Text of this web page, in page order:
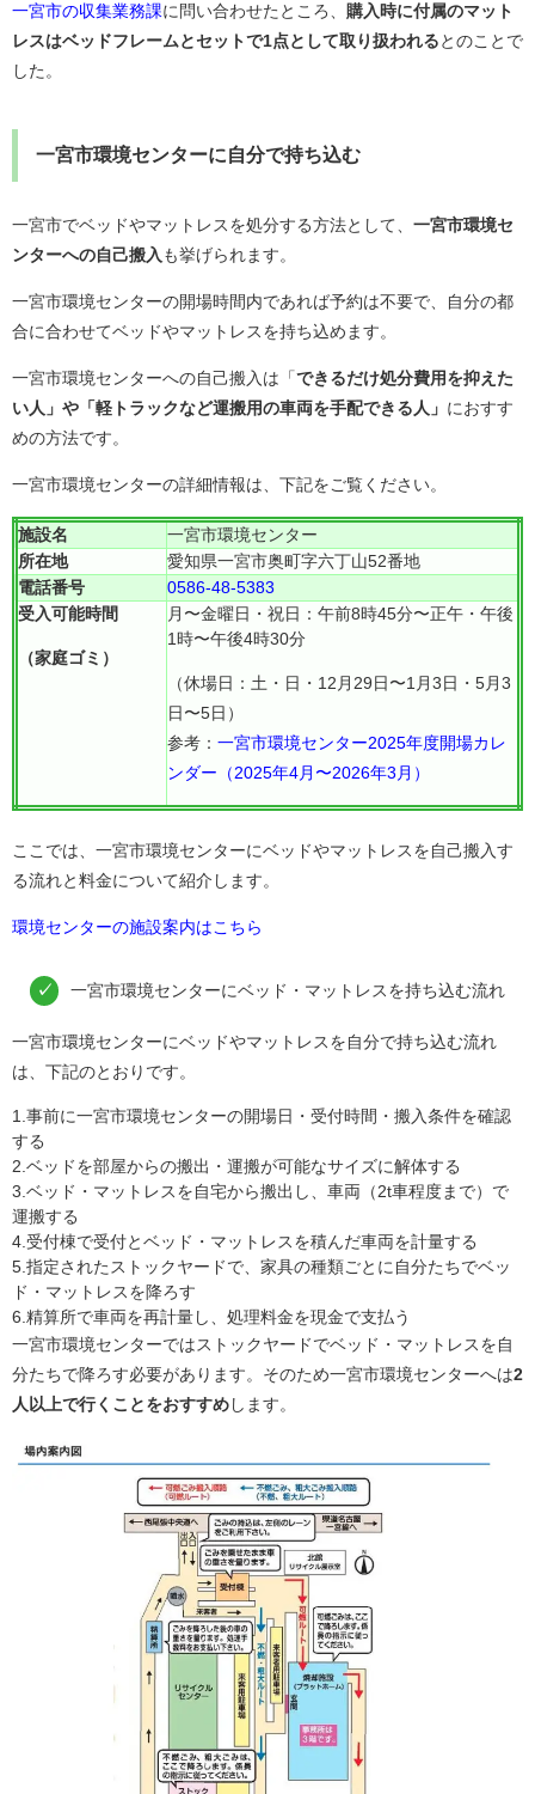
一宮市の収集業務課に問い合わせたところ、
購入時に付属のマット
レスはベッドフレームとセットで1点として取り扱われるとのことで
した。
一宮市環境センターに自分で持ち込む
一宮市でベッドやマットレスを処分する方法として、 一宮市環境セ
ンターへの自己搬入 も挙げられます。
一宮市環境センターの開場時間内であれば予約は不要で、自分の都
合に合わせてベッドやマットレスを持ち込めます。
一宮市環境センターへの自己搬入は「できるだけ処分費用を抑えた
い人」や「軽トラックなど運搬用の車両を手配できる人」 におすす
めの方法です。
一宮市環境センターの詳細情報は、下記をご覧ください。
施設名
一宮市環境センター
所在地
愛知県一宮市奥町字六丁山52番地
電話番号
0586-48-5383
受入可能時間
（家庭ゴミ）
月〜金曜日・祝日：午前8時45分〜正午・午後
1時〜午後4時30分
（休場日：土・日・12月29日〜1月3日・5月3
日〜5日）
参考： 一宮市環境センター2025年度開場カレ
ンダー（2025年4月〜2026年3月）
ここでは、一宮市環境センターにベッドやマットレスを自己搬入す
る流れと料金について紹介します。
環境センターの施設案内はこちら
一宮市環境センターにベッド・マットレスを持ち込む流れ
一宮市環境センターにベッドやマットレスを自分で持ち込む流れ
は、下記のとおりです。
1.事前に一宮市環境センターの開場日・受付時間・搬入条件を確認
する
2.ベッドを部屋からの搬出・運搬が可能なサイズに解体する
3.ベッド・マットレスを自宅から搬出し、車両（2t車程度まで）で
運搬する
4.受付棟で受付とベッド・マットレスを積んだ車両を計量する
5.指定されたストックヤードで、家具の種類ごとに自分たちでベッ
ド・マットレスを降ろす
6.精算所で車両を再計量し、処理料金を現金で支払う
一宮市環境センターではストックヤードでベッド・マットレスを自
分たちで降ろす必要があります。そのため一宮市環境センターへは2
人以上で行くことをおすすめします。